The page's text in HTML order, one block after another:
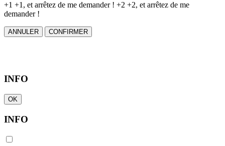
+1 +1, et arrêtez de me demander ! +2 +2, et arrêtez de me
demander !
ANNULER CONFIRMER
INFO
OK
INFO